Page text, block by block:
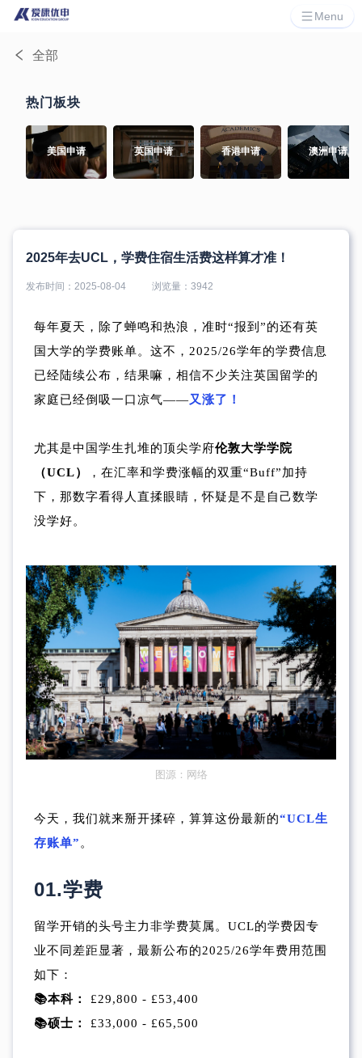
Menu
全部
热门板块
美国申请 英国申请 香港申请 澳洲申请
2025年去UCL，学费住宿生活费这样算才准！
发布时间： 2025-08-04 浏览量： 3942
每年夏天，除了蝉鸣和热浪，准时“报到”的还有英
国大学的学费账单。这不，2025/26学年的学费信息
已经陆续公布，结果嘛，相信不少关注英国留学的
家庭已经倒吸一口凉气——又涨了！
尤其是中国学生扎堆的顶尖学府伦敦大学学院
（UCL）
，在汇率和学费涨幅的双重“Buff”加持
下，那数字看得人直揉眼睛，怀疑是不是自己数学
没学好。
图源：网络
今天，我们就来掰开揉碎，算算这份最新的“UCL生
存账单” 。
01.学费
留学开销的头号主力非学费莫属。UCL的学费因专
业不同差距显著，最新公布的2025/26学年费用范围
如下：
📚本科：
£29,800 - £53,400
📚硕士：
£33,000 - £65,500